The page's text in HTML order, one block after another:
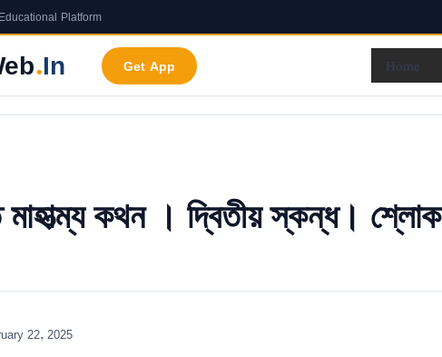
Platform
.In Get App Home
কথন । দ্বিতীয় স্কন্ধ। শ্লোক
22, 2025